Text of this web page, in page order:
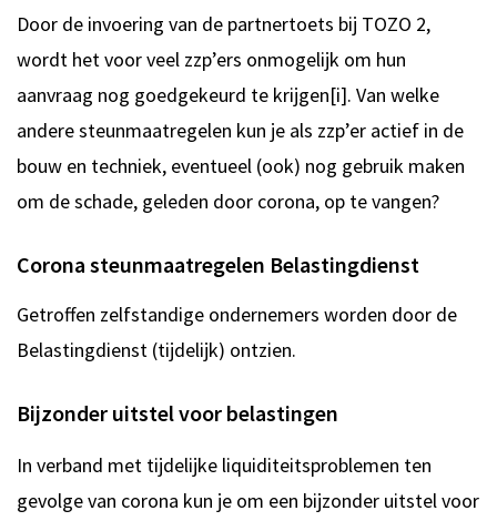
Door de invoering van de partnertoets bij TOZO 2,
wordt het voor veel zzp’ers onmogelijk om hun
aanvraag nog goedgekeurd te krijgen[i]. Van welke
andere steunmaatregelen kun je als zzp’er actief in de
bouw en techniek, eventueel (ook) nog gebruik maken
om de schade, geleden door corona, op te vangen?
Corona steunmaatregelen Belastingdienst
Getroffen zelfstandige ondernemers worden door de
Belastingdienst (tijdelijk) ontzien.
Bijzonder uitstel voor belastingen
In verband met tijdelijke liquiditeitsproblemen ten
gevolge van corona kun je om een bijzonder uitstel voor